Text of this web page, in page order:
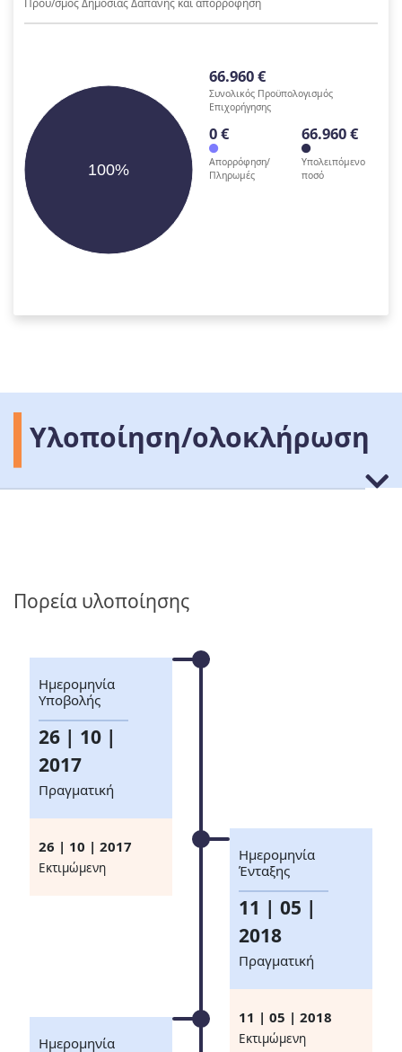
Προϋ/σμος Δημόσιας Δαπάνης και απορρόφηση
100%
66.960 €
Συνολικός Προϋπολογισμός
Επιχορήγησης
0 €
Απορρόφηση/
Πληρωμές
66.960 €
Υπολειπόμενο
ποσό
Υλοποίηση/ολοκλήρωση
Πορεία υλοποίησης
Ημερομηνία
Υποβολής
26 | 10 |
2017
Πραγματική
26 | 10 | 2017
Eκτιμώμενη
Ημερομηνία
Ένταξης
11 | 05 |
2018
Πραγματική
11 | 05 | 2018
Eκτιμώμενη
Ημερομηνία